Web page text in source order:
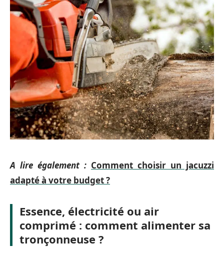
A lire également : Comment choisir un jacuzzi
adapté à votre budget ?
Essence, électricité ou air
comprimé : comment alimenter sa
tronçonneuse ?